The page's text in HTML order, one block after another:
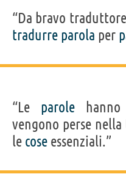
“Da bravo
tradurre parola per
“Le parole
vengono perse
le cose essenziali.”